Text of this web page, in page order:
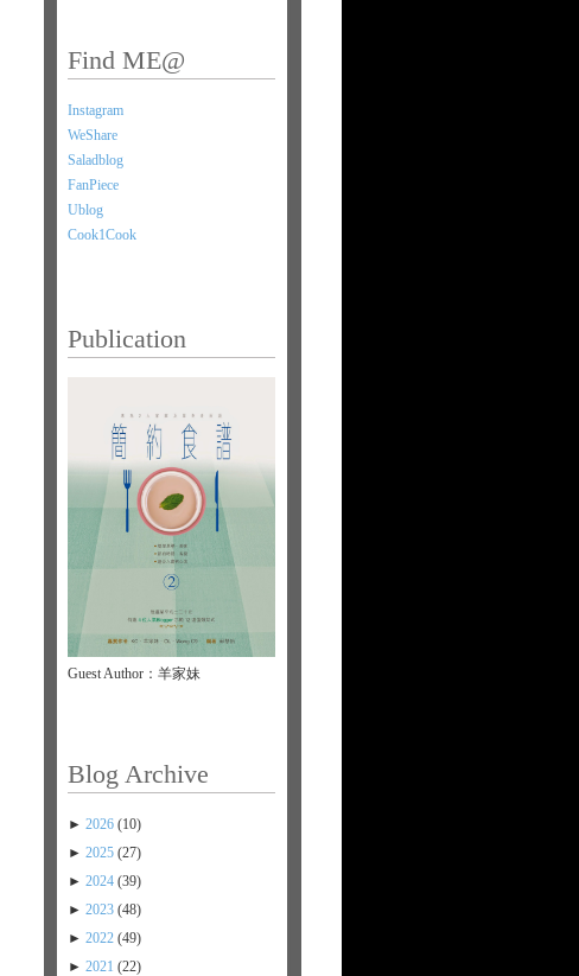
Find ME@
Instagram
WeShare
Saladblog
FanPiece
Ublog
Cook1Cook
Publication
Guest Author：羊家妹
Blog Archive
► 2026 (10)
► 2025 (27)
► 2024 (39)
► 2023 (48)
► 2022 (49)
► 2021 (22)